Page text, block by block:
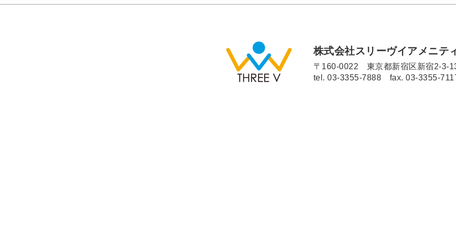
株式会社スリーヴイアメニテ
〒160-0022 東京都新宿区新宿2-3-
tel. 03-3355-7888 fax. 03-3355-